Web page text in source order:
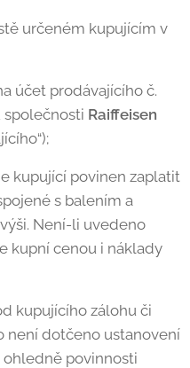
určeném kupujícím v
účet prodávajícího č.
společnosti Raiffeisen
kupující povinen zaplatit
s balením a
Není-li uvedeno
kupní cenou i náklady
kupujícího zálohu či
není dotčeno ustanovení
povinnosti